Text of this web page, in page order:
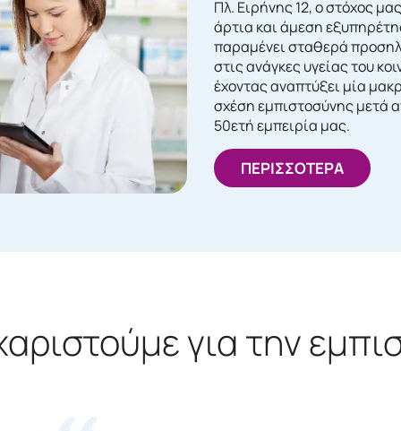
Πλ. Ειρήνης 12, ο στόχος
άρτια και άμεση
παραμένει σταθερά
στις ανάγκες υγείας του
έχοντας αναπτύξει μία
σχέση εμπιστοσύνης μετά
50ετή εμπειρία μας.
ΠΕΡΙΣΣΟΤΕΡΑ
για την